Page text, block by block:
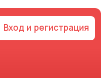
Вход и регистрация